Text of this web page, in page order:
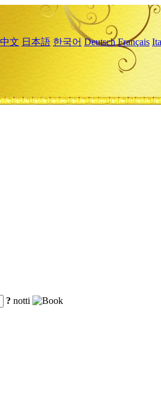
文 日本語 한국어 Deutsch Français
? notti